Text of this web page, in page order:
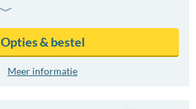
Opties & bestel
Meer informatie